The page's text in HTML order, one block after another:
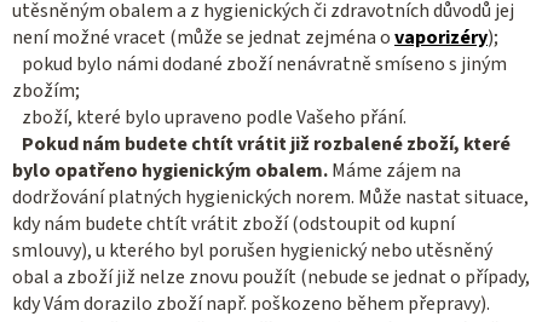
utěsněným obalem a z hygienických či zdravotních důvodů jej
není možné vracet (může se jednat zejména ovaporizéry);
pokud bylo námi dodané zboží nenávratně smíseno s jiným
zbožím;
zboží, které bylo upraveno podle Vašeho přání.
Pokud nám budete chtít vrátit již rozbalené zboží, které
bylo opatřeno hygienickým obalem.Máme zájem na
dodržování platných hygienických norem. Může nastat situace,
kdy nám budete chtít vrátit zboží (odstoupit od kupní
smlouvy), u kterého byl porušen hygienický nebo utěsněný
obal a zboží již nelze znovu použít (nebude se jednat o případy,
kdy Vám dorazilo zboží např. poškozeno během přepravy).